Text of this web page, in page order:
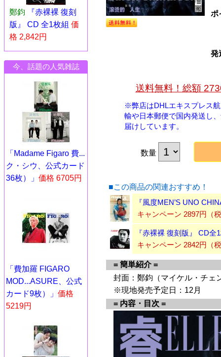
鄭鈞
『赤裸裸 復刻
版』 CD 全1枚組 価
格 2,842円
今、話題の人気雑誌
「Madame Figaro 費...
ク・シウ、公式カード
36枚）」 価格 6705円
「費加羅 FIGARO
MOD...ASURE、公式
カード9枚）」 価格
5219円
ポ
発
送料無料！総額
※弊店はDHLエキスプレス
輸や日本郵便で国内発送し
届けしています。
数量
■この商品の関連おすすめ！
『風度MEN’S UNO
キャンペーン 2897円（
『赤裸裸 復刻版』 CD全
キャンペーン 2842円（
= 簡単紹介 =
封面：鄭鈞（マイケル・チェ
※現地発売予定日：12月
= 内容・目次 =